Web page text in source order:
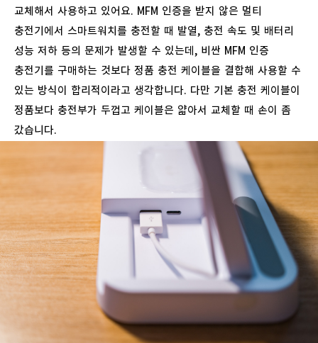
교체해서 사용하고 있어요. MFM 인증을 받지 않은 멀티
충전기에서 스마트워치를 충전할 때 발열, 충전 속도 및 배터리
성능 저하 등의 문제가 발생할 수 있는데, 비싼 MFM 인증
충전기를 구매하는 것보다 정품 충전 케이블을 결합해 사용할 수
있는 방식이 합리적이라고 생각합니다. 다만 기본 충전 케이블이
정품보다 충전부가 두껍고 케이블은 얇아서 교체할 때 손이 좀
갔습니다.